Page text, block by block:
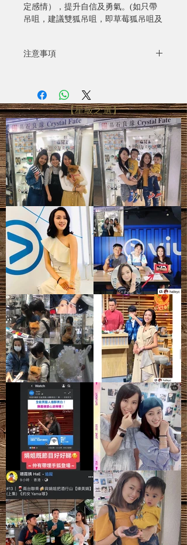
定感情），提升自信及勇氣。(如只帶
吊咀，建議雙狐吊咀，即草莓狐吊咀及
注意事項
電腦螢幕設定不同，可能會有微色差
- 圖片只供參考，尺寸可能有所偏差，
一切以實際出貨物品為準
- 天然礦寶石有天然石紋、雲霧、雜
質、礦痕、冰紋等等，皆為正常現象
【星級之選】